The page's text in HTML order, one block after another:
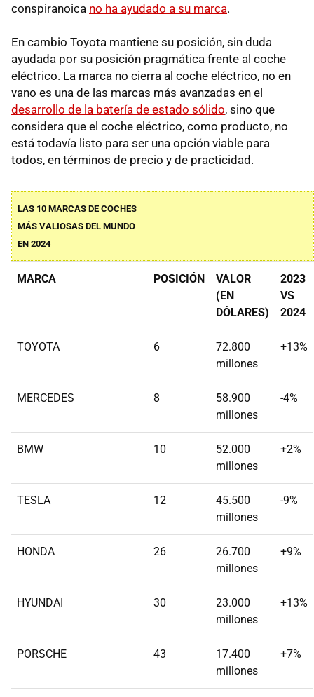
conspiranoica no ha ayudado a su marca.
En cambio Toyota mantiene su posición, sin duda
ayudada por su posición pragmática frente al coche
eléctrico. La marca no cierra al coche eléctrico, no en
vano es una de las marcas más avanzadas en el
desarrollo de la batería de estado sólido, sino que
considera que el coche eléctrico, como producto, no
está todavía listo para ser una opción viable para
todos, en términos de precio y de practicidad.
LAS 10 MARCAS DE COCHES
MÁS VALIOSAS DEL MUNDO
EN 2024
MARCA POSICIÓN
VALOR
(EN
DÓLARES)
2023
VS
2024
TOYOTA 6
72.800
millones
+13%
MERCEDES 8
58.900
millones
-4%
BMW 10
52.000
millones
+2%
TESLA 12
45.500
millones
-9%
HONDA 26
26.700
millones
+9%
HYUNDAI 30
23.000
millones
+13%
PORSCHE 43
17.400
millones
+7%